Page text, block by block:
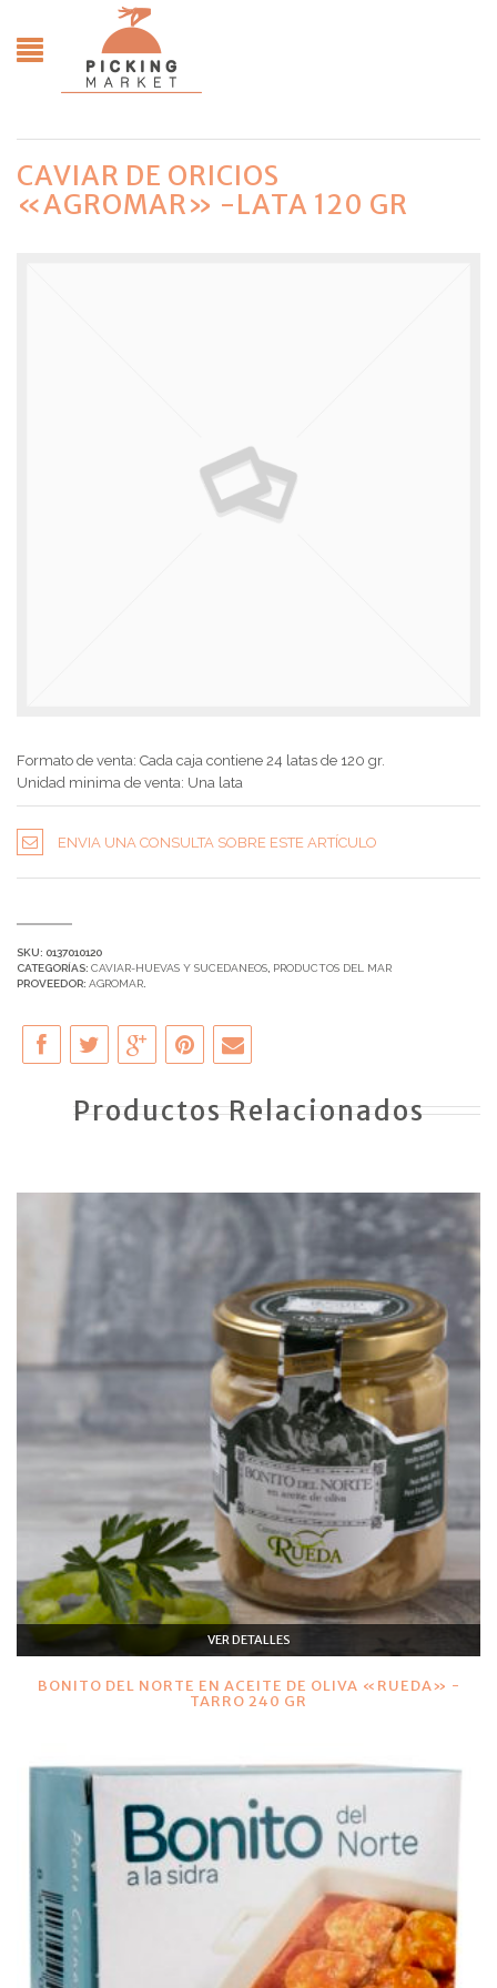
CAVIAR DE ORICIOS
«AGROMAR» -LATA 120 GR
Formato de venta: Cada caja contiene 24 latas de 120 gr.
Unidad minima de venta: Una lata
ENVIA UNA CONSULTA SOBRE ESTE ARTÍCULO
SKU: 0137010120
CATEGORÍAS: CAVIAR-HUEVAS Y SUCEDANEOS PRODUCTOS DEL MAR
PROVEEDOR: AGROMAR
Productos Relacionados
VER DETALLES
BONITO DEL NORTE EN ACEITE DE OLIVA «RUEDA» -
TARRO 240 GR